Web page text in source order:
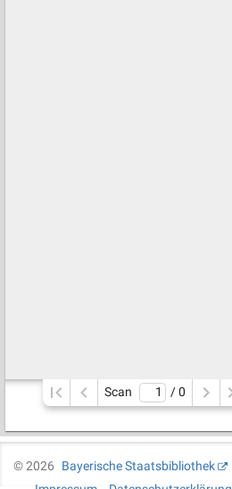
Scan / 0
©2026
Bayerische Staatsbibliothek